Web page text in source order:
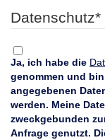
Datenschutz*
Ja, ich habe die
genommen und
angegebenen
werden. Meine
zweckgebunden
Anfrage genutzt.